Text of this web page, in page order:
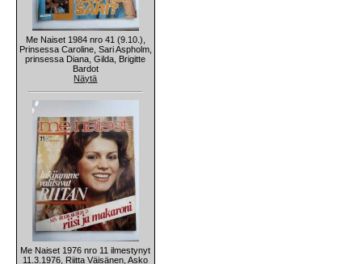
Me Naiset 1984 nro 41 (9.10.),
Prinsessa Caroline, Sari Aspholm,
prinsessa Diana, Gilda, Brigitte
Bardot
Näytä
Me Naiset 1976 nro 11 ilmestynyt
11.3.1976, Riitta Väisänen, Asko